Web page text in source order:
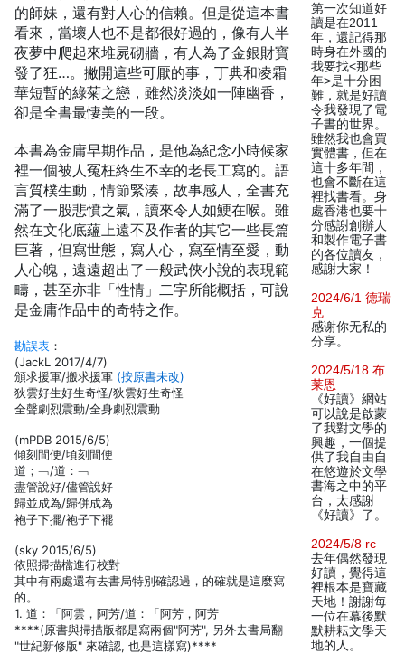
的師妹，還有對人心的信賴。但是從這本書
看來，當壞人也不是都很好過的，像有人半
夜夢中爬起來堆屍砌牆，有人為了金銀財寶
發了狂…。撇開這些可厭的事，丁典和凌霜
華短暫的綠菊之戀，雖然淡淡如一陣幽香，
卻是全書最悽美的一段。
本書為金庸早期作品，是他為紀念小時候家
裡一個被人冤枉終生不幸的老長工寫的。語
言質樸生動，情節緊湊，故事感人，全書充
滿了一股悲憤之氣，讀來令人如鯁在喉。雖
然在文化底蘊上遠不及作者的其它一些長篇
巨著，但寫世態，寫人心，寫至情至愛，動
人心魄，遠遠超出了一般武俠小說的表現範
疇，甚至亦非「性情」二字所能概括，可說
是金庸作品中的奇特之作。
勘誤表 ：
(JackL 2017/4/7)
頒求援軍/搬求援軍 (按原書未改)
狄雲好生好生奇怪/狄雲好生奇怪
全聲劇烈震動/全身劇烈震動
(mPDB 2015/6/5)
傾刻間便/頃刻間便
道；﹁/道：﹁
盡管說好/儘管說好
歸並成為/歸併成為
袍子下擺/袍子下襬
(sky 2015/6/5)
依照掃描檔進行校對
其中有兩處還有去書局特別確認過，的確就是這麼寫
的。
1. 道：「阿雲，阿芳/道：「阿芳，阿芳
****(原書與掃描版都是寫兩個"阿芳", 另外去書局翻
"世紀新修版" 來確認, 也是這樣寫)****
第一次知道好
讀是在2011
年，還記得那
時身在外國的
我要找<那些
年>是十分困
難，就是好讀
令我發現了電
子書的世界。
雖然我也會買
實體書，但在
這十多年間，
也會不斷在這
裡找書看。身
處香港也要十
分感謝創辦人
和製作電子書
的各位讀友，
感謝大家！
2024/6/1 德瑞
克
感谢你无私的
分享。
2024/5/18 布
莱恩
《好讀》網站
可以說是啟蒙
了我對文學的
興趣，一個提
供了我自由自
在悠遊於文學
書海之中的平
台，太感謝
《好讀》了。
2024/5/8 rc
去年偶然發現
好讀，覺得這
裡根本是寶藏
天地！謝謝每
一位在幕後默
默耕耘文學天
地的人。